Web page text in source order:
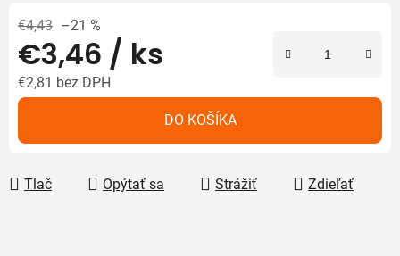
€4,43 –21 %
€3,46 / ks
€2,81 bez DPH
DO KOŠÍKA
Tlač Opýtať sa Strážiť Zdieľať